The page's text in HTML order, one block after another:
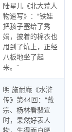
陆星儿《北大荒人
物速写》：“铁娃
把孩子塞给了秀
娟，披着的棉衣也
甩到了炕上，正经
八板地坐了起
来。”
明 施耐庵《水浒
传》第44回：“戴
宗、杨林看裴宣
时，果然好表人
物，生得面白肥